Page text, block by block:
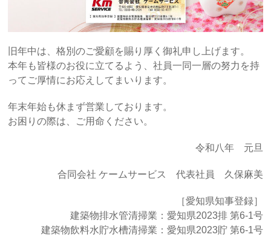
旧年中は、格別のご愛顧を賜り厚く御礼申し上げます。
本年も皆様のお役に立てるよう、社員一同一層の努力を持
ってご厚情にお応えしてまいります。
年末年始も休まず営業しております。
お困りの際は、ご用命ください。
令和八年 元旦
合同会社 ケームサービス 代表社員 久保麻美
［愛知県知事登録］
建築物排水管清掃業：愛知県2023排 第6-1号
建築物飲料水貯水槽清掃業：愛知県2023貯 第6-1号